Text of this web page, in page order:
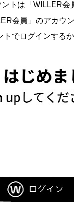
トは「WILLER
会員」のアカウ
でログインする